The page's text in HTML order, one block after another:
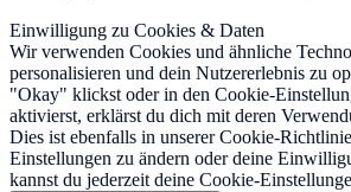
Einwilligung zu Cookies & Daten
Wir verwenden Cookies und ähnliche
personalisieren und dein Nutzererlebnis zu
"Okay" klickst oder in den Cookie-
aktivierst, erklärst du dich mit deren
Dies ist ebenfalls in unserer Cookie-
Einstellungen zu ändern oder deine
kannst du jederzeit deine Cookie-